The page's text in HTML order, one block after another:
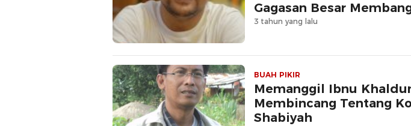
Gagasan Besar
3 tahun yang lalu
BUAH PIKIR
Memanggil Ibnu
Membincang Tentang
Shabiyah